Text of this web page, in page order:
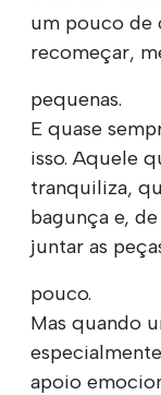
um pouco de
recomeçar,
pequenas.
E quase
isso. Aquele
tranquiliza,
bagunça e,
juntar as
pouco.
Mas quando
apoio